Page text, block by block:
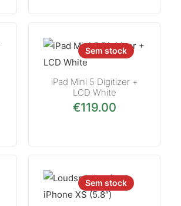
Sem stock
iPad Mini 5 Digitizer +
LCD White
€119.00
Sem stock